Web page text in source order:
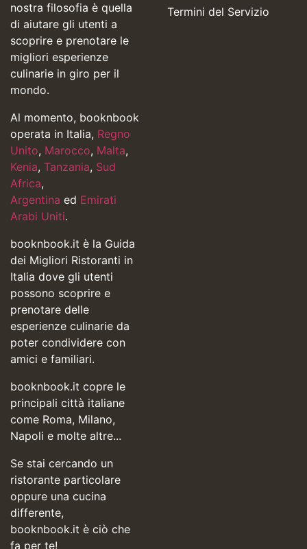
nostra filosofia è quella
di aiutare gli utenti a
scoprire e prenotare le
migliori esperienze
culinarie in giro per il
mondo.
Al momento, booknbook
operata in Italia, Regno
Unito, Marocco, Malta,
Kenia, Tanzania, Sud
Africa,
Argentina ed Emirati
Arabi Uniti.
booknbook.it è la Guida
dei Migliori Ristoranti in
Italia dove gli utenti
possono scoprire e
prenotare delle
esperienze culinarie da
poter condividere con
amici e familiari.
booknbook.it copre le
principali città italiane
come Roma, Milano,
Napoli e molte altre...
Se stai cercando un
ristorante particolare
oppure una cucina
differente,
booknbook.it è ciò che
fa per te!
Termini del Servizio